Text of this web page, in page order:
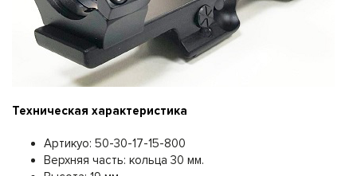
Техническая характеристика
Артикуо: 50-30-17-15-800
Верхняя часть: кольца 30 мм.